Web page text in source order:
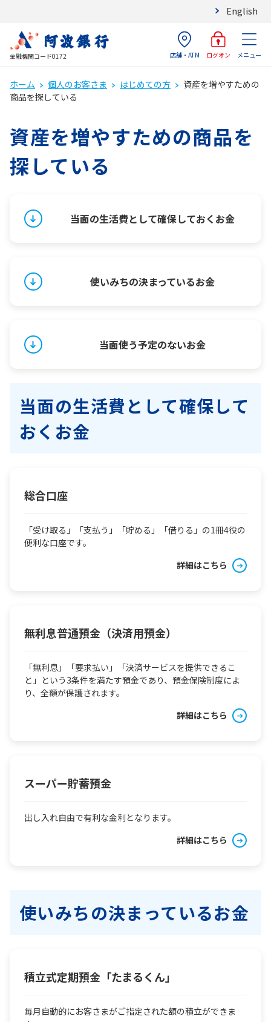
English
金融機関コード0172 店舗・ATM ログオン メニュー
ホーム 個人のお客さま はじめての方
資産を増やすための
商品を探している
資産を増やすための商品を
探している
当面の生活費として確保しておくお金
使いみちの決まっているお金
当面使う予定のないお金
当面の生活費として確保して
おくお金
総合口座
「受け取る」「支払う」「貯める」「借りる」の1冊4役の
便利な口座です。
詳細はこちら
無利息普通預金（決済用預金）
「無利息」「要求払い」「決済サービスを提供できるこ
と」という3条件を満たす預金であり、預金保険制度によ
り、全額が保護されます。
詳細はこちら
スーパー貯蓄預金
出し入れ自由で有利な金利となります。
詳細はこちら
使いみちの決まっているお金
積立式定期預金「たまるくん」
毎月自動的にお客さまがご指定された額の積立ができま